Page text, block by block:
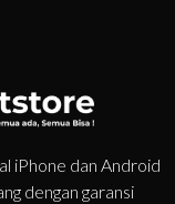
iPhone dan Android
dengan garansi